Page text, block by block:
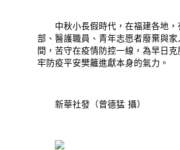
中秋小長假時代，在福建各地，
部、醫護職員、青年志愿者廢棄與家
間，苦守在疫情防控一線，為早日
牢防疫平安樊籬進獻本身的氣力。
新華社發（曾德猛 攝）